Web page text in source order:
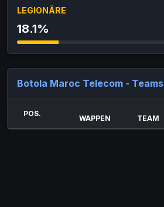
LEGIONÄRE
18.1%
Botola Maroc Telecom - Teams
POS.
WAPPEN TEAM